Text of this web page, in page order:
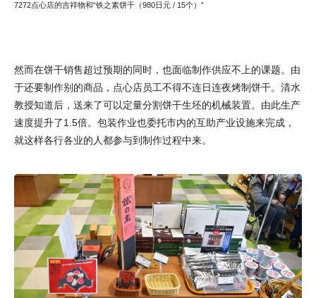
7272点心店的吉祥物和“铁之素饼干（980日元 / 15个）”
然而在饼干销售超过预期的同时，也面临制作供应不上的课题。由
于还要制作别的商品，点心店员工不得不连日连夜烤制饼干。清水
教授知道后，送来了可以定量分割饼干生坯的机械装置。由此生产
速度提升了1.5倍。包装作业也委托市内的互助产业设施来完成，
就这样各行各业的人都参与到制作过程中来。